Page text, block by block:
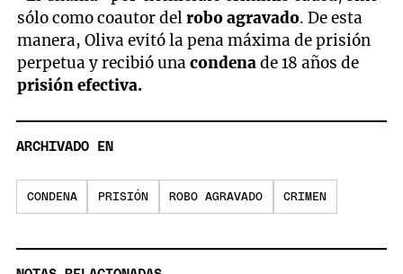
sólo como coautor delrobo agravado. De esta
manera, Oliva evitó la pena máxima de prisión
perpetua y recibió unacondenade 18 años de
prisión efectiva.
ARCHIVADO EN
CONDENA PRISIÓN ROBO AGRAVADO CRIMEN